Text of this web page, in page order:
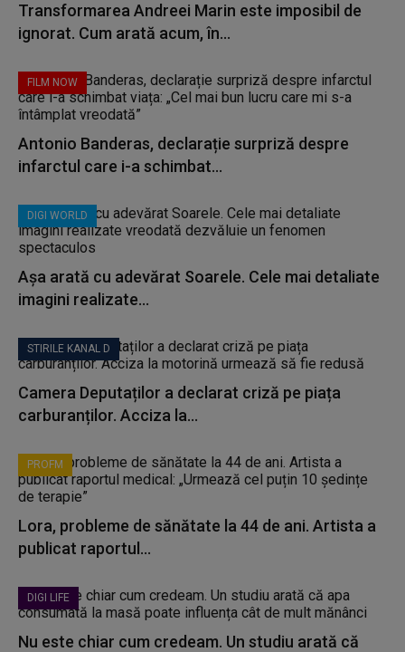
Transformarea Andreei Marin este imposibil de
ignorat. Cum arată acum, în...
FILM NOW
Antonio Banderas, declarație surpriză despre
infarctul care i-a schimbat...
DIGI WORLD
Așa arată cu adevărat Soarele. Cele mai detaliate
imagini realizate...
STIRILE KANAL D
Camera Deputaților a declarat criză pe piața
carburanților. Acciza la...
PROFM
Lora, probleme de sănătate la 44 de ani. Artista a
publicat raportul...
DIGI LIFE
Nu este chiar cum credeam. Un studiu arată că